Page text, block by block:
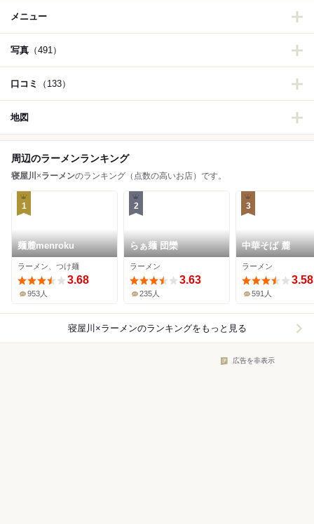
メニュー
写真 （491）
口コミ （133）
地図
周辺のラーメンランキング
寝屋川 ×ラーメンのランキング（点数の高いお店）です。
1
麺麓menroku
ラーメン、つけ麺
3.68
953人
2
らぁ麺 団欒
ラーメン
3.63
235人
3
中華そば 麓
ラーメン
3.58
591人
寝屋川×ラーメンのランキングをもっと見る
広告を非表示